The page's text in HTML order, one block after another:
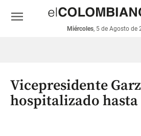
económicos
Colombia
Miércoles, 5 de Agosto de
menu
Vicepresidente
hospitalizado hasta